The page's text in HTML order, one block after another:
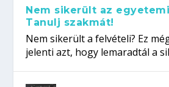
Nem sikerült az
Tanulj szakmát!
Nem sikerült a felvételi? Ez
jelenti azt, hogy lemaradtál a